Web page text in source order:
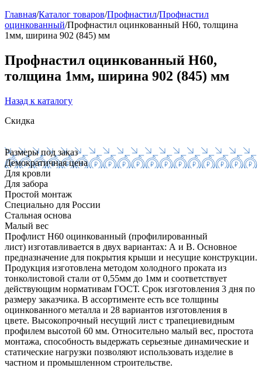
Главная/Каталог товаров/Профнастил/Профнастил
оцинкованный/Профнастил оцинкованный Н60, толщина
1мм, ширина 902 (845) мм
Профнастил оцинкованный Н60,
толщина 1мм, ширина 902 (845) мм
Назад к каталогу
Скидка
Размеры под заказ
Демократичная цена
Для кровли
Для забора
Простой монтаж
Специально для России
Стальная основа
Малый вес
Профлист Н60 оцинкованный (профилированный
лист) изготавливается в двух вариантах: А и В. Основное
предназначение для покрытия крыши и несущие конструкции.
Продукция изготовлена методом холодного проката из
тонколистовой стали от 0,55мм до 1мм и соответствует
действующим нормативам ГОСТ. Срок изготовления 3 дня по
размеру заказчика. В ассортименте есть все толщины
оцинкованного металла и 28 вариантов изготовления в
цвете. Высокопрочный несущий лист с трапециевидным
профилем высотой 60 мм. Относительно малый вес, простота
монтажа, способность выдержать серьезные динамические и
статические нагрузки позволяют использовать изделие в
частном и промышленном строительстве.